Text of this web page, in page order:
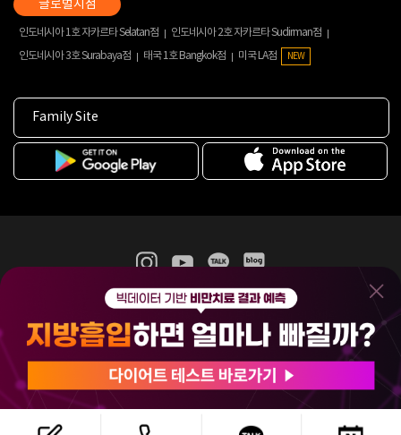
인도네시아 1호 자카르타 Selatan점
인도네시아 2호 자카르타 Sudirman점
인도네시아 3호 Surabaya점
태국 1호 Bangkok점 미국 LA점 NEW
Family Site
365mc 병·의원 이용약관
홈페이지 이용약관
비급여진료수가
(주)365mcㅣ서울특별시 서초구 서초대로52길 7, 3~4층(서초동, 제일빌딩)
120-87-04354ㅣ김남철
COPYRIGHT(C) 2025 365mc. ALL RIGHTS RESERVED.